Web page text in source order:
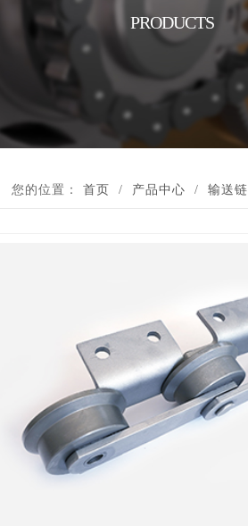
PRODUCTS
您的位置：首页 / 产品中心 /输送链